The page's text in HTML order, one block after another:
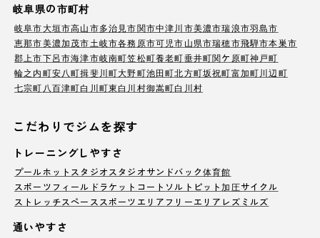
岐阜県の市町村
岐阜市大垣市高山市多治見市関市中津川市美濃市瑞浪市羽島市
恵那市美濃加茂市土岐市各務原市可児市山県市瑞穂市飛騨市本巣市
郡上市下呂市海津市岐南町笠松町養老町垂井町関ケ原町神戸町
輪之内町安八町揖斐川町大野町池田町北方町坂祝町富加町川辺町
七宗町 八百津町白川町東白川村御嵩町白川村
こだわりでジムを探す
トレーニングしやすさ
プールホットスタジオ スタジオサンドバック体育館
スポーツフィールド ラケットコート ソルトピット加圧サイクル
ストレッチスペース スポーツエリア フリーエリア レズミルズ
通いやすさ